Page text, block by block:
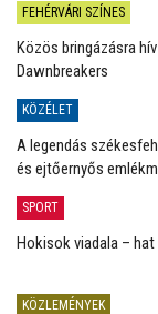
FEHÉRVÁRI SZÍNES
Közös bringázásra
Dawnbreakers
KÖZÉLET
A legendás
és ejtőernyős
SPORT
Hokisok viadala –
KÖZLEMÉNYEK